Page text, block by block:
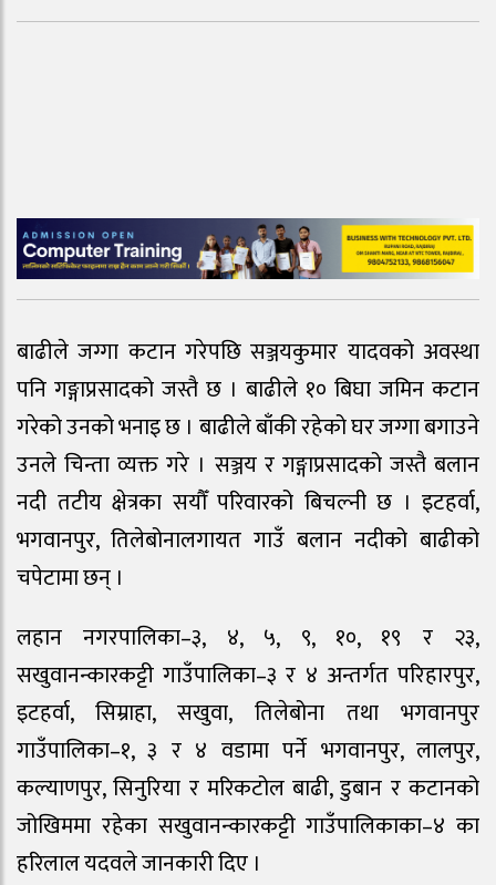
बाढीले जग्गा कटान गरेपछि सञ्जयकुमार यादवको अवस्था
पनि गङ्गाप्रसादको जस्तै छ । बाढीले १० बिघा जमिन कटान
गरेको उनको भनाइ छ । बाढीले बाँकी रहेको घर जग्गा बगाउने
उनले चिन्ता व्यक्त गरे । सञ्जय र गङ्गाप्रसादको जस्तै बलान
नदी तटीय क्षेत्रका सयौँ परिवारको बिचल्नी छ । इटहर्वा,
भगवानपुर, तिलेबोनालगायत गाउँ बलान नदीको बाढीको
चपेटामा छन् ।
लहान नगरपालिका–३, ४, ५, ९, १०, १९ र २३,
सखुवानन्कारकट्टी गाउँपालिका–३ र ४ अन्तर्गत परिहारपुर,
इटहर्वा, सिम्राहा, सखुवा, तिलेबोना तथा भगवानपुर
गाउँपालिका–१, ३ र ४ वडामा पर्ने भगवानपुर, लालपुर,
कल्याणपुर, सिनुरिया र मरिकटोल बाढी, डुबान र कटानको
जोखिममा रहेका सखुवानन्कारकट्टी गाउँपालिकाका–४ का
हरिलाल यदवले जानकारी दिए ।